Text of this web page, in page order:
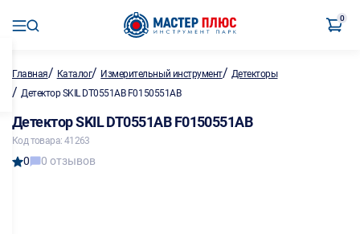
0
Главная/ Каталог/ Измерительный инструмент/ Детекторы
/ Детектор SKIL DT0551AB F0150551AB
Детектор SKIL DT0551AB F0150551AB
Код товара: 41263
0 0 отзывов